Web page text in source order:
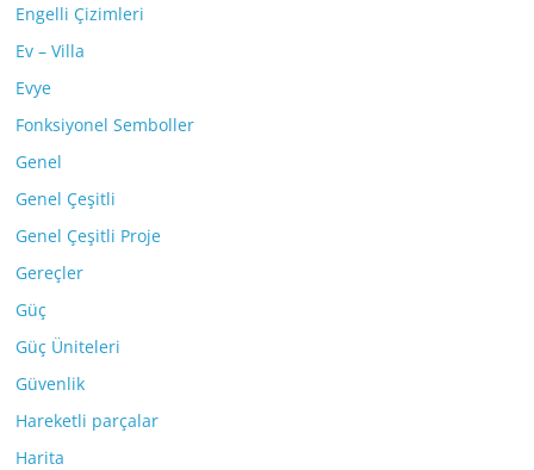
Engelli Çizimleri
Ev – Villa
Evye
Fonksiyonel Semboller
Genel
Genel Çeşitli
Genel Çeşitli Proje
Gereçler
Güç
Güç Üniteleri
Güvenlik
Hareketli parçalar
Harita